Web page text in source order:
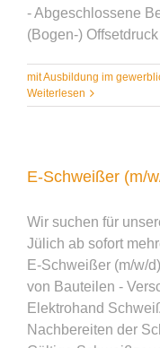
- Abgeschlossene
(Bogen-)
mit Ausbildung im
Weiterlesen
E-Schweißer (m/
Wir suchen für
Jülich ab sofort
E-Schweißer (m/w/
von Bauteilen -
Elektrohand
Nachbereiten der